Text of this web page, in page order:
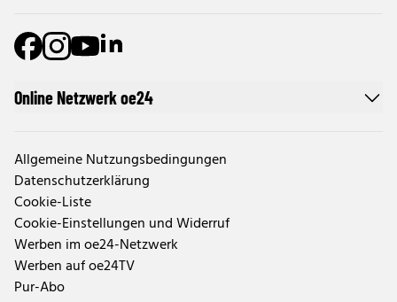
Online Netzwerk oe24
Allgemeine Nutzungsbedingungen
Datenschutzerklärung
Cookie-Liste
Cookie-Einstellungen und Widerruf
Werben im oe24-Netzwerk
Werben auf oe24TV
Pur-Abo